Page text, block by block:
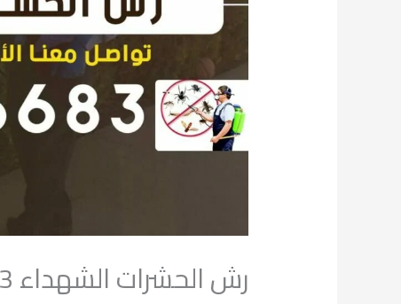
رش الحشرات الشهداء 65536683